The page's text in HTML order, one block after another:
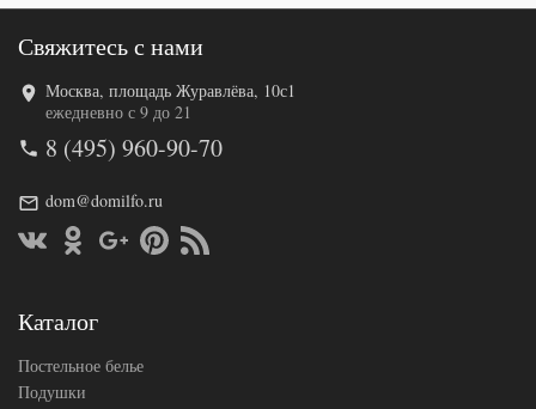
Код товара
546-679
Артикул
5570747
Размер
простыни
200х200
резинке)
Свяжитесь с нами
Москва, площадь Журавлёва, 10с1
ежедневно с 9 до 21
8 (495) 960-90-70
dom@domilfo.ru
Каталог
Постельное белье
Подушки